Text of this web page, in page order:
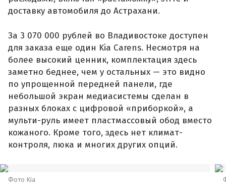
доставку автомобиля до Астрахани.
За 3 070 000 рублей во Владивостоке доступен
для заказа еще один Kia Carens. Несмотря на
более высокий ценник, комплектация здесь
заметно беднее, чем у остальных — это видно
по упрощенной передней панели, где
небольшой экран медиасистемы сделан в
разных блоках с цифровой «приборкой», а
мульти-руль имеет пластмассовый обод вместо
кожаного. Кроме того, здесь нет климат-
контроля, люка и многих других опций.
Фото Kia